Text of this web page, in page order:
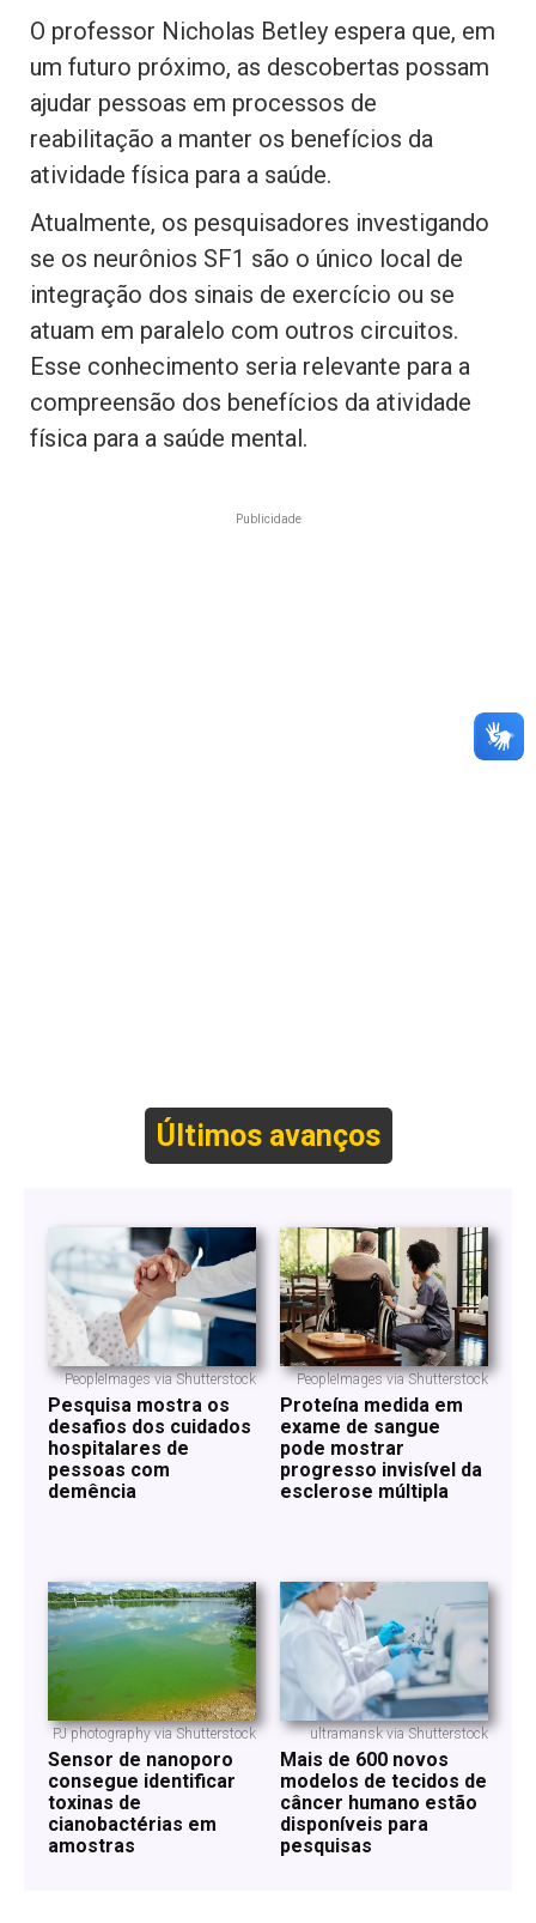
O professor Nicholas Betley espera que, em
um futuro próximo, as descobertas possam
ajudar pessoas em processos de
reabilitação a manter os benefícios da
atividade física para a saúde.
Atualmente, os pesquisadores investigando
se os neurônios SF1 são o único local de
integração dos sinais de exercício ou se
atuam em paralelo com outros circuitos.
Esse conhecimento seria relevante para a
compreensão dos benefícios da atividade
física para a saúde mental.
Publicidade
Últimos avanços
PeopleImages via Shutterstock
Pesquisa mostra os
desafios dos cuidados
hospitalares de
pessoas com
demência
PeopleImages via Shutterstock
Proteína medida em
exame de sangue
pode mostrar
progresso invisível da
esclerose múltipla
PJ photography via Shutterstock
Sensor de nanoporo
consegue identificar
toxinas de
cianobactérias em
amostras
ultramansk via Shutterstock
Mais de 600 novos
modelos de tecidos de
câncer humano estão
disponíveis para
pesquisas